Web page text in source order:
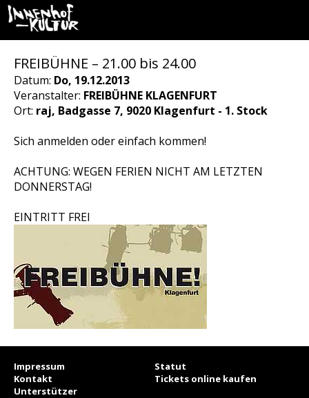
FREIBÜHNE – 21.00 bis 24.00
Datum: Do, 19.12.2013
Veranstalter: FREIBÜHNE KLAGENFURT
Ort: raj, Badgasse 7, 9020 Klagenfurt - 1. Stock
Sich anmelden oder einfach kommen!
ACHTUNG: WEGEN FERIEN NICHT AM LETZTEN
DONNERSTAG!
EINTRITT FREI
Impressum
Statut
Kontakt
Tickets online kaufen
Unterstützer